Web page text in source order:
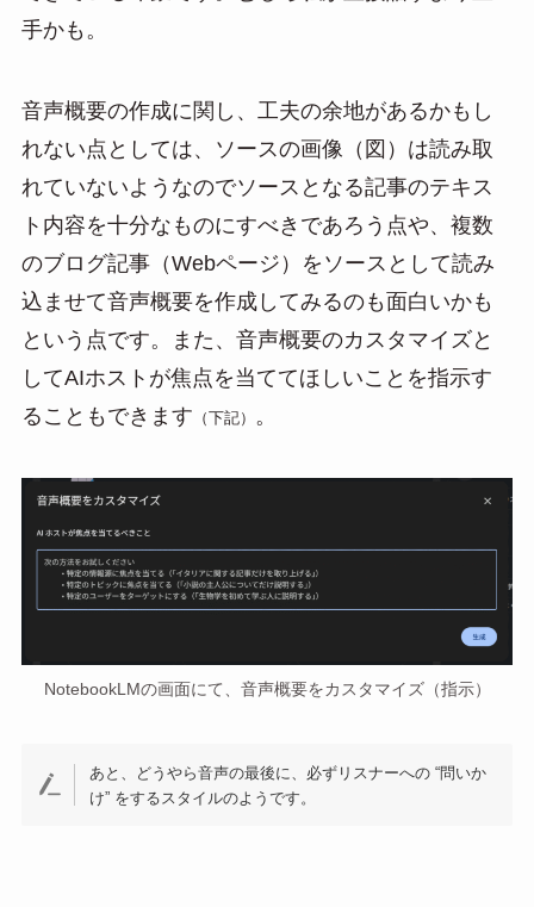
手かも。
音声概要の作成に関し、工夫の余地があるかもし
れない点としては、ソースの画像（図）は読み取
れていないようなのでソースとなる記事のテキス
ト内容を十分なものにすべきであろう点や、複数
のブログ記事（Webページ）をソースとして読み
込ませて音声概要を作成してみるのも面白いかも
という点です。また、音声概要のカスタマイズと
してAIホストが焦点を当ててほしいことを指示す
ることもできます （下記） 。
NotebookLMの画面にて、音声概要をカスタマイズ（指示）
あと、どうやら音声の最後に、必ずリスナーへの “問いか
け” をするスタイルのようです。